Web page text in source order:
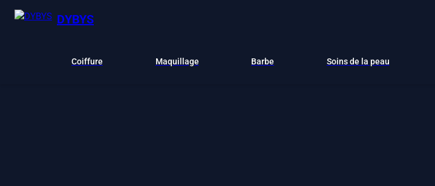
DYBYS
Coiffure Maquillage Barbe Soins de la peau